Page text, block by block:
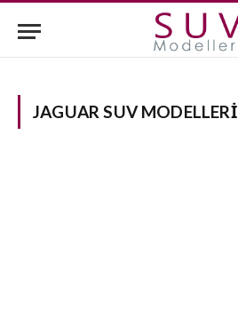
JAGUAR SUV MODELLERI